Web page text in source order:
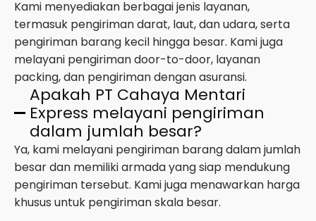
Kami menyediakan berbagai jenis layanan,
termasuk pengiriman darat, laut, dan udara, serta
pengiriman barang kecil hingga besar. Kami juga
melayani pengiriman door-to-door, layanan
packing, dan pengiriman dengan asuransi.
Apakah PT Cahaya Mentari
Express melayani pengiriman
dalam jumlah besar?
Ya, kami melayani pengiriman barang dalam jumlah
besar dan memiliki armada yang siap mendukung
pengiriman tersebut. Kami juga menawarkan harga
khusus untuk pengiriman skala besar.